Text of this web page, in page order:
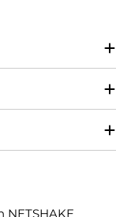
NETSHAKE